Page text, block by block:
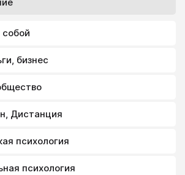
бизнес
Дистанция
психология
психология